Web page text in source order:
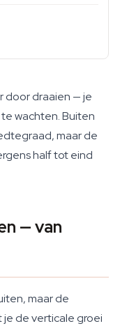
door draaien — je
wachten. Buiten
maar de
half tot eind
— van
maar de
de verticale groei